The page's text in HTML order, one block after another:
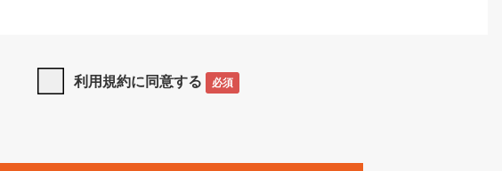
されるものとします。
利用規約に同意する 必須